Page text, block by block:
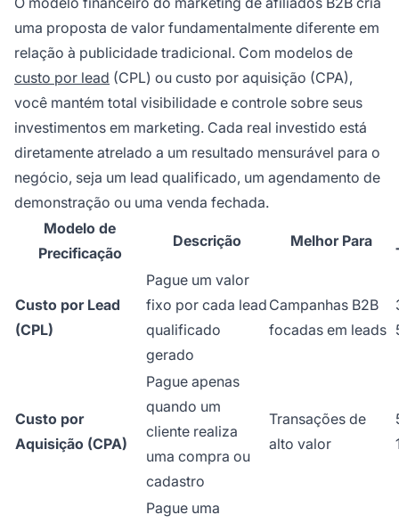
uma proposta de valor fundamentalmente diferente em
relação à publicidade tradicional. Com modelos de
custo por lead (CPL) ou custo por aquisição (CPA),
você mantém total visibilidade e controle sobre seus
investimentos em marketing. Cada real investido está
diretamente atrelado a um resultado mensurável para o
negócio, seja um lead qualificado, um agendamento de
demonstração ou uma venda fechada.
Modelo de
Precificação
Descrição Melhor Para
Custo por Lead
(CPL)
Pague um valor
fixo por cada lead
qualificado
gerado
Campanhas B2B
focadas em leads
Custo por
Aquisição (CPA)
Pague apenas
quando um
cliente realiza
uma compra ou
cadastro
Transações de
alto valor
Pague uma